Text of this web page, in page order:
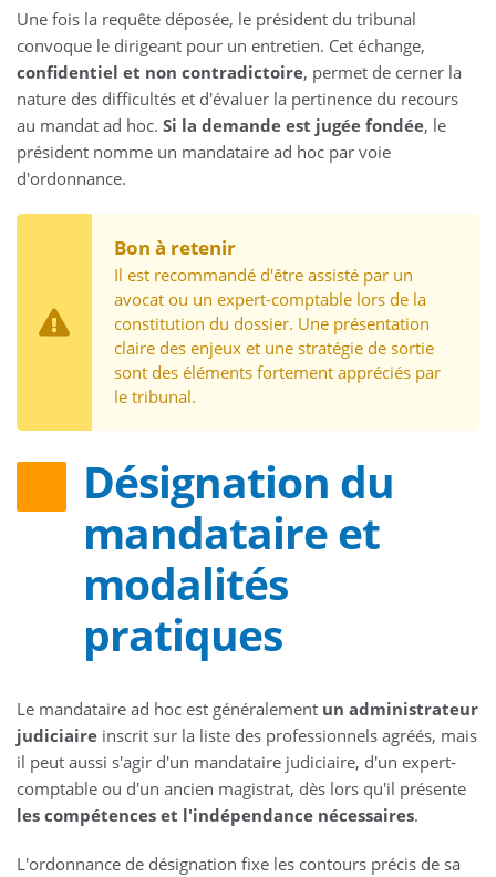
Une fois la requête déposée, le président du tribunal
convoque le dirigeant pour un entretien. Cet échange,
confidentiel et non contradictoire, permet de cerner la
nature des difficultés et d'évaluer la pertinence du recours
au mandat ad hoc. Si la demande est jugée fondée, le
président nomme un mandataire ad hoc par voie
d'ordonnance.
Bon à retenir
Il est recommandé d'être assisté par un
avocat ou un expert-comptable lors de la
constitution du dossier. Une présentation
claire des enjeux et une stratégie de sortie
sont des éléments fortement appréciés par
le tribunal.
Désignation du
mandataire et
modalités
pratiques
Le mandataire ad hoc est généralement un administrateur
judiciaire inscrit sur la liste des professionnels agréés, mais
il peut aussi s'agir d'un mandataire judiciaire, d'un expert-
comptable ou d'un ancien magistrat, dès lors qu'il présente
les compétences et l'indépendance nécessaires.
L'ordonnance de désignation fixe les contours précis de sa